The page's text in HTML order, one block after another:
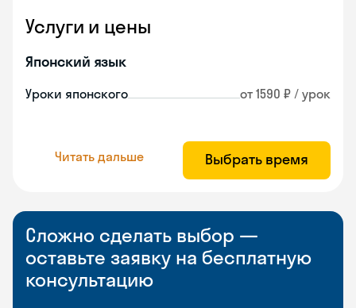
Услуги и цены
Японский язык
Уроки японского от 1590 ₽ / урок
Читать дальше Выбрать время
Сложно сделать выбор —
оставьте заявку на бесплатную
консультацию